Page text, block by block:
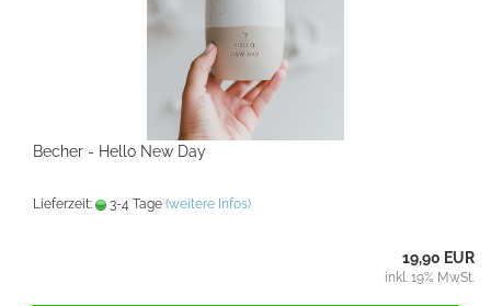
Becher - Hello New Day
Lieferzeit: 3-4 Tage (weitere Infos)
19,90 EUR
inkl. 19% MwSt.